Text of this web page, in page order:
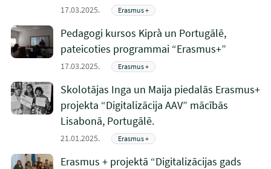
17.03.2025. Erasmus +
Pedagogi kursos Kiprà un Portugālē,
pateicoties programmai “Erasmus+”
17.03.2025. Erasmus +
Skolotājas Inga un Maija piedalās Erasmus+
projekta “Digitalizācija AAV” mācībās
Lisabonā, Portugālē.
21.01.2025. Erasmus +
Erasmus + projektā “Digitalizācijas gads